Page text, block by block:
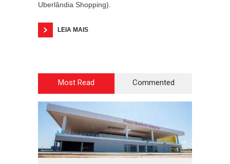
Uberlândia Shopping).
LEIA MAIS
Most Read Commented